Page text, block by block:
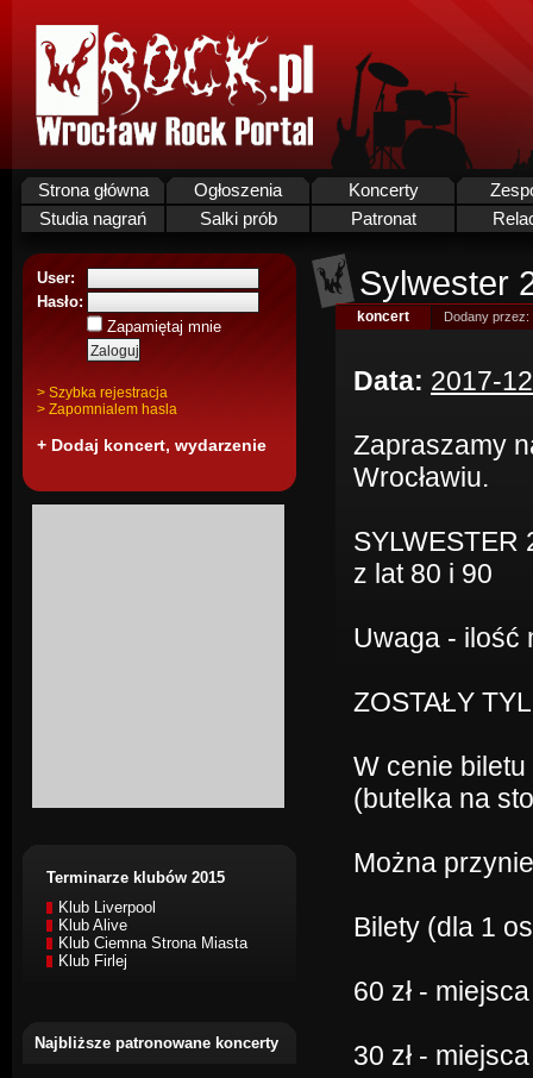
Strona główna Ogłoszenia Koncerty
Studia nagrań
Salki prób Patronat
User:
Hasło:
Zapamiętaj mnie
> Szybka rejestracja
> Zapomnialem hasla
+ Dodaj koncert, wydarzenie
Terminarze klubów 2015
Klub Liverpool
Klub Alive
Klub Ciemna Strona Miasta
Klub Firlej
Najbliższe patronowane koncerty
Sylwester
koncert Dodany przez:
Data: 2017-
Zapraszamy
Wrocławiu.
SYLWESTER
z lat 80 i 90
Uwaga - ilość
ZOSTAŁY
W cenie
(butelka na
Można
Bilety (dla 1
60 zł -
30 zł -